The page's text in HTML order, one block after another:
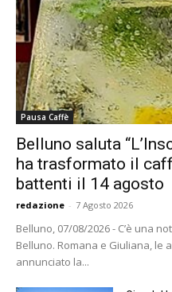
Pausa Caffè
Belluno saluta
ha trasformato il
battenti il 14 agosto
redazione - 7 Agosto 2026
Belluno, 07/08/2026 - C’è una
Belluno. Romana e Giuliana, le
annunciato la...